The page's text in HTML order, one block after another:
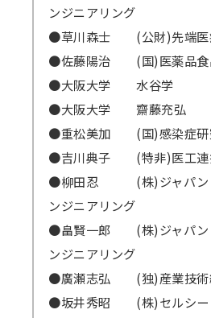
ンジニアリング
●草川森士 (公財)先端医
●佐藤陽治 (国)医薬品食
●大阪大学 水谷学
●大阪大学 齋藤充弘
●重松美加 (国)感染症研
●吉川典子 (特非)医工連
●柳田忍 (株)ジャパン・
ンジニアリング
●畠賢一郎 (株)ジャパン
ンジニアリング
●廣瀬志弘 (独)産業技術
●坂井秀昭 (株)セルシー